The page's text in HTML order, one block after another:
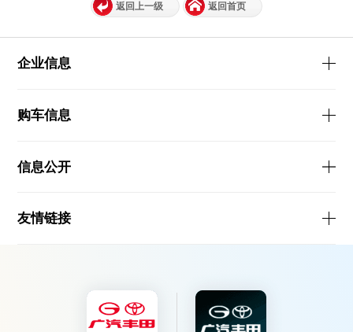
返回上一级 返回首页
企业信息
购车信息
信息公开
友情链接